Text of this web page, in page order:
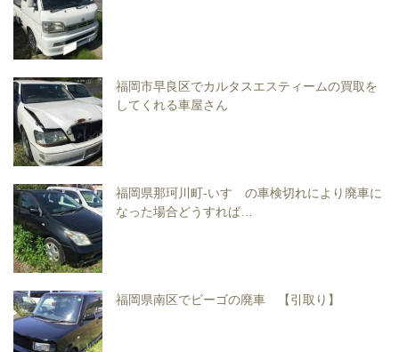
福岡市早良区でカルタスエスティームの買取を
してくれる車屋さん
福岡県那珂川町-いすゞの車検切れにより廃車に
なった場合どうすれば…
福岡県南区でビーゴの廃車 【引取り】